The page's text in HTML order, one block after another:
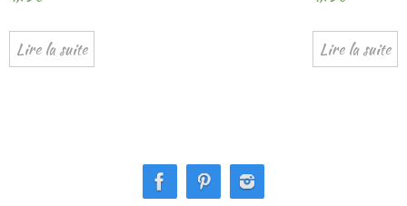
Lire la suite Lire la suite